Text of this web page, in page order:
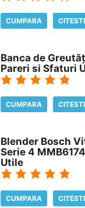
CUMPARA
Banca de
Pareri si Sfaturi
CUMPARA
Blender Bosch
Serie 4
Utile
CUMPARA